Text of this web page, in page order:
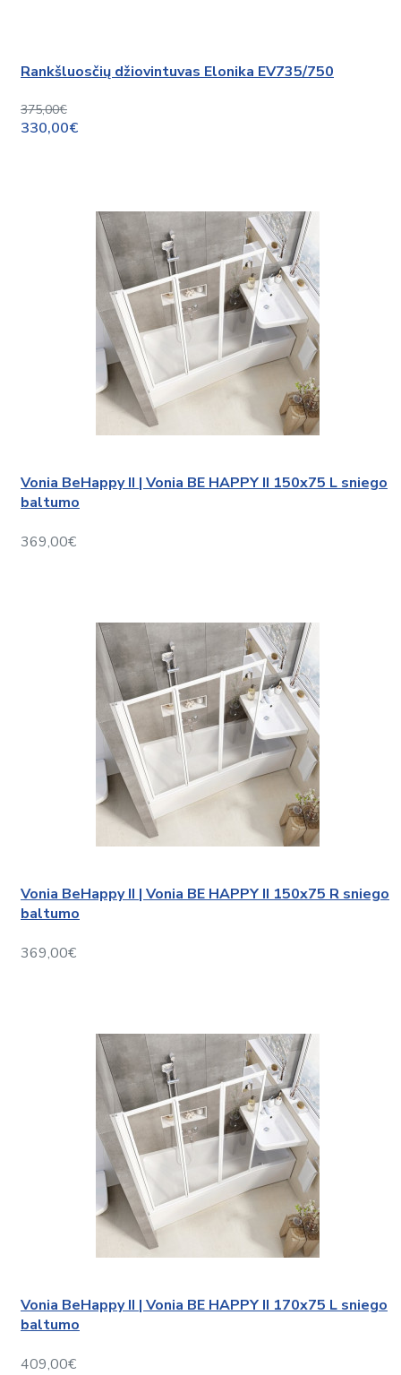
Rankšluosčių džiovintuvas Elonika EV735/750
375,00€
330,00€
Vonia BeHappy II | Vonia BE HAPPY II 150x75 L sniego
baltumo
369,00€
Vonia BeHappy II | Vonia BE HAPPY II 150x75 R sniego
baltumo
369,00€
Vonia BeHappy II | Vonia BE HAPPY II 170x75 L sniego
baltumo
409,00€